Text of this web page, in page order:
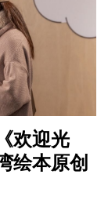
欢迎光
绘本原创